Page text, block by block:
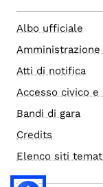
Albo ufficiale
Atti di notifica
Accesso civico e
Bandi di gara
Credits
Elenco siti